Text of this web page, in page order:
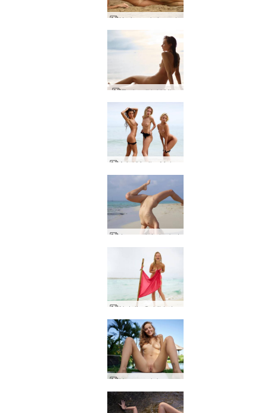
Karina seksi sandy
Tayland'daki Mira
Jenna plaj akrobatı
Yonca çıplak modeli